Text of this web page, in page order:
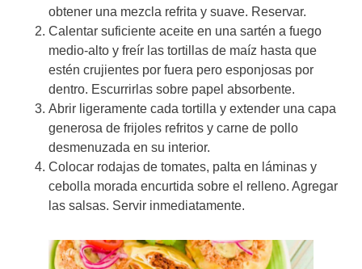
obtener una mezcla refrita y suave. Reservar.
Calentar suficiente aceite en una sartén a fuego
medio-alto y freír las tortillas de maíz hasta que
estén crujientes por fuera pero esponjosas por
dentro. Escurrirlas sobre papel absorbente.
Abrir ligeramente cada tortilla y extender una capa
generosa de frijoles refritos y carne de pollo
desmenuzada en su interior.
Colocar rodajas de tomates, palta en láminas y
cebolla morada encurtida sobre el relleno. Agregar
las salsas. Servir inmediatamente.